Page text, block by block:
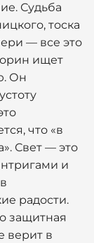
Судьба
тоска
— все это
ищет
Он
что «в
Свет — это
и
радости.
защитная
верит в